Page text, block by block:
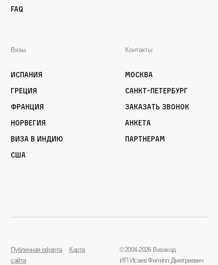
FAQ
Визы
Испания
Греция
Франция
Норвегия
Виза в Индию
США
Контакты
Москва
Санкт-Петербург
Заказать звонок
Анкета
Партнерам
Публичная оферта
Карта
сайта
©2004-2026 Визаход
ИП Исаев Филипп Дмитриевич